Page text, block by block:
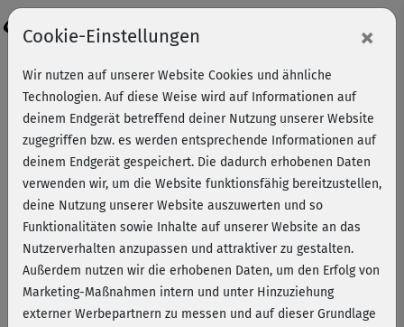
Cookie-Einstellungen ×
Wir nutzen auf unserer Website Cookies und ähnliche
Technologien. Auf diese Weise wird auf Informationen auf
deinem Endgerät betreffend deiner Nutzung unserer Website
zugegriffen bzw. es werden entsprechende Informationen auf
deinem Endgerät gespeichert. Die dadurch erhobenen Daten
verwenden wir, um die Website funktionsfähig bereitzustellen,
deine Nutzung unserer Website auszuwerten und so
Funktionalitäten sowie Inhalte auf unserer Website an das
Nutzerverhalten anzupassen und attraktiver zu gestalten.
Außerdem nutzen wir die erhobenen Daten, um den Erfolg von
Marketing-Maßnahmen intern und unter Hinzuziehung
externer Werbepartnern zu messen und auf dieser Grundlage